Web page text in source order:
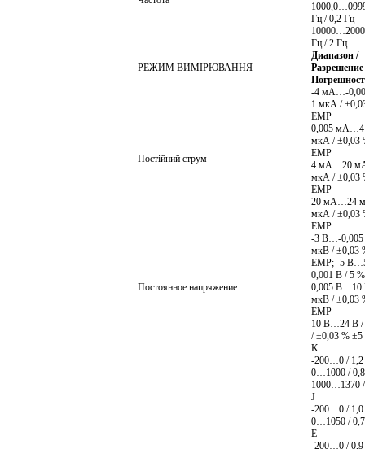
Гц / 0,2 Гц
Гц / 2 Гц
РЕЖИМ ВИМІРЮВАННЯ
Диапазон /
Разрешение
Постійний струм
-4 мА…-
1 мкА /
ЕМР
0,005
мкА / ±0,03
ЕМР
4 мА…20
мкА / ±0,03
ЕМР
20 мА…24
мкА / ±0,03
ЕМР
Постоянное напряжение
-3 В…-0,005
мкВ / ±0,03
ЕМР; -5
0,001 В / 5
0,005 В…10
мкВ / ±0,03
ЕМР
10 В…24 В
/ ±0,03 %
K
-200…0 / 1,2
0…1000 / 0,8
1000…1370
J
-200…0 / 1,0
0…1050 / 0,7
E
-200…0 / 0,9